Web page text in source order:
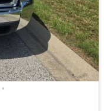
•